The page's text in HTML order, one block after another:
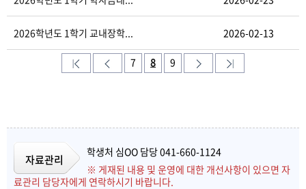
2026학년도 1학기 교내장학... 2026-02-13
7 8 9
자료관리
학생처 심OO 담당 041-660-1124
※ 게재된 내용 및 운영에 대한 개선사항이 있으면 자
료관리 담당자에게 연락하시기 바랍니다.